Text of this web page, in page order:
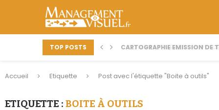
TOP POSTS COMMENT METTRE EN
CARTOGRAPHIE EMISSION DE
Accueil Etiquette Post avec l'étiquette "Boite à outils"
ETIQUETTE : BOITE À OUTILS